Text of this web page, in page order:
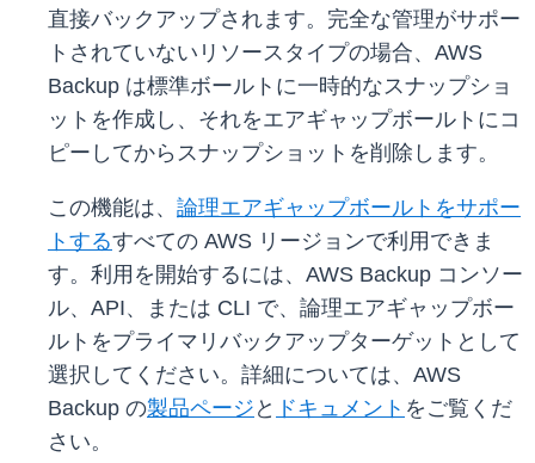
直接バックアップされます。完全な管理がサポー
トされていないリソースタイプの場合、AWS
Backup は標準ボールトに一時的なスナップショ
ットを作成し、それをエアギャップボールトにコ
ピーしてからスナップショットを削除します。
この機能は、 論理エアギャップボールトをサポー
トするすべての AWS リージョンで利用できま
す。利用を開始するには、AWS Backup コンソー
ル、API、または CLI で、論理エアギャップボー
ルトをプライマリバックアップターゲットとして
選択してください。詳細については、AWS
Backup の製品ページ と ドキュメント をご覧くだ
さい。